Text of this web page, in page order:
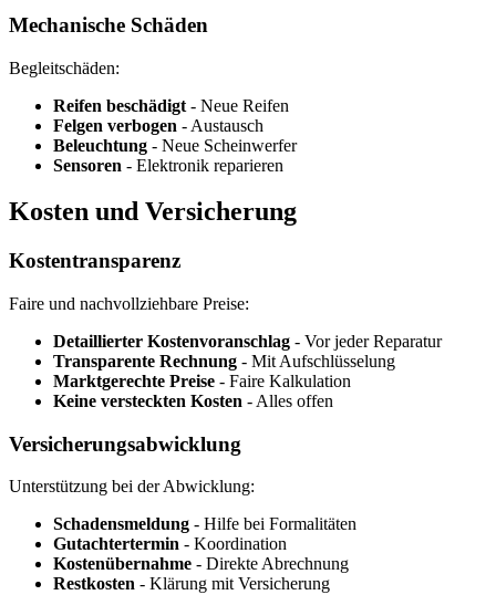
Mechanische Schäden
Begleitschäden:
Reifen beschädigt - Neue Reifen
Felgen verbogen - Austausch
Beleuchtung - Neue Scheinwerfer
Sensoren - Elektronik reparieren
Kosten und Versicherung
Kostentransparenz
Faire und nachvollziehbare Preise:
Detaillierter Kostenvoranschlag - Vor jeder Reparatur
Transparente Rechnung - Mit Aufschlüsselung
Marktgerechte Preise - Faire Kalkulation
Keine versteckten Kosten - Alles offen
Versicherungsabwicklung
Unterstützung bei der Abwicklung:
Schadensmeldung - Hilfe bei Formalitäten
Gutachtertermin - Koordination
Kostenübernahme - Direkte Abrechnung
Restkosten - Klärung mit Versicherung